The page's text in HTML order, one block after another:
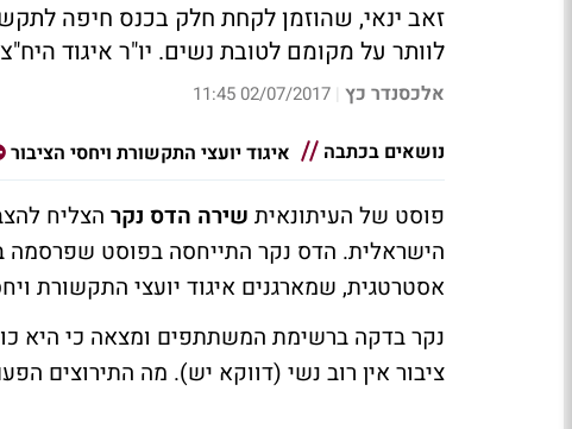
זאב ינאי, שהוזמן לקחת חלק בכנס חיפה
לוותר על מקומם לטובת נשים. יו"ר איגוד
אלכסנדר כץ |
02/07/2017 11:45
נושאים בכתבה
איגוד יועצי התקשורת ויחסי הציבור
פוסט של העיתונאית שירה הדס נקר הצליח
הישראלית. הדס נקר התייחסה בפוסט שפרסמה
אסטרטגית, שמארגנים איגוד יועצי התקשורת
ציבור אין רוב נשי (דווקא יש). מה התירוצים